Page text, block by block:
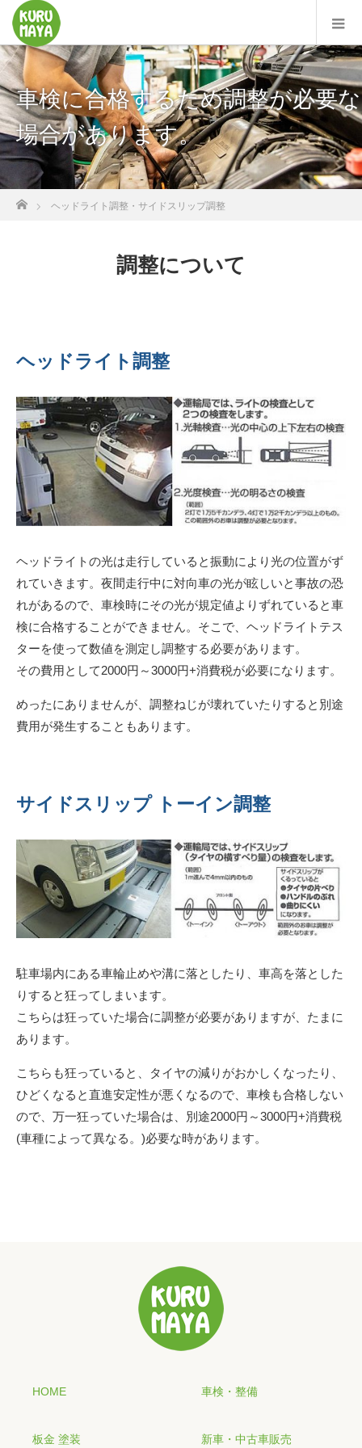
車検に合格するため調整が必要な
場合があります。
ヘッドライト調整・サイドスリップ調整
調整について
ヘッドライト調整
ヘッドライトの光は走行していると振動により光の位置がず
れていきます。夜間走行中に対向車の光が眩しいと事故の恐
れがあるので、車検時にその光が規定値よりずれていると車
検に合格することができません。そこで、ヘッドライトテス
ターを使って数値を測定し調整する必要があります。
その費用として2000円～3000円+消費税が必要になります。
めったにありませんが、調整ねじが壊れていたりすると別途
費用が発生することもあります。
サイドスリップ トーイン調整
駐車場内にある車輪止めや溝に落としたり、車高を落とした
りすると狂ってしまいます。
こちらは狂っていた場合に調整が必要がありますが、たまに
あります。
こちらも狂っていると、タイヤの減りがおかしくなったり、
ひどくなると直進安定性が悪くなるので、車検も合格しない
ので、万一狂っていた場合は、別途2000円～3000円+消費税
(車種によって異なる。)必要な時があります。
HOME 車検・整備
板金 塗装 新車・中古車販売